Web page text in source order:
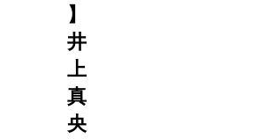
】
井
上
真
央